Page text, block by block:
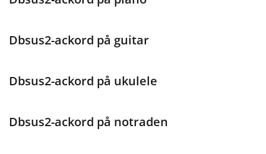
Dbsus2-ackord på guitar
Dbsus2-ackord på ukulele
Dbsus2-ackord på notraden